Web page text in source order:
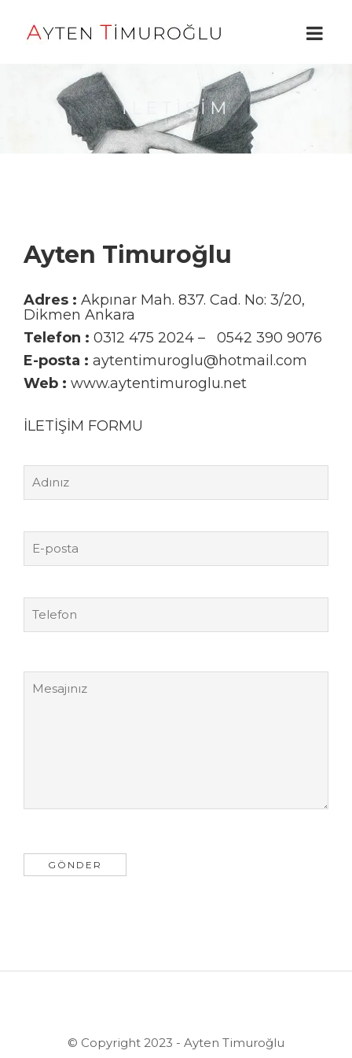
İLETIŞIM
Ayten Timuroğlu
Adres : Akpınar Mah. 837. Cad. No: 3/20,
Dikmen Ankara
Telefon : 0312 475 2024 – 0542 390 9076
E-posta : aytentimuroglu@hotmail.com
Web : www.aytentimuroglu.net
İLETİŞİM FORMU
© Copyright 2023 - Ayten Timuroğlu